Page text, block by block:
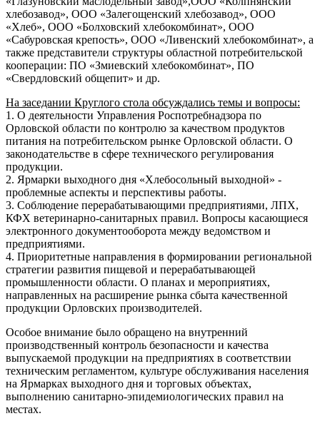
хлебозавод», ООО «Залегощенский хлебозавод», ООО
«Хлеб», ООО «Болховский хлебокомбинат», ООО
«Сабуровская крепость», ООО «Ливенский хлебокомбинат», а
также представители структуры областной потребительской
кооперации: ПО «Змиевский хлебокомбинат», ПО
«Свердловский общепит» и др.
На заседании Круглого стола обсуждались темы и вопросы:
1. О деятельности Управления Роспотребнадзора по
Орловской области по контролю за качеством продуктов
питания на потребительском рынке Орловской области. О
законодательстве в сфере технического регулирования
продукции.
2. Ярмарки выходного дня «Хлебосольный выходной» -
проблемные аспекты и перспективы работы.
3. Соблюдение перерабатывающими предприятиями, ЛПХ,
КФХ ветеринарно-санитарных правил. Вопросы касающиеся
электронного документооборота между ведомством и
предприятиями.
4. Приоритетные направления в формировании региональной
стратегии развития пищевой и перерабатывающей
промышленности области. О планах и мероприятиях,
направленных на расширение рынка сбыта качественной
продукции Орловских производителей.
Особое внимание было обращено на внутренний
производственный контроль безопасности и качества
выпускаемой продукции на предприятиях в соответствии
техническим регламентом, культуре обслуживания населения
на Ярмарках выходного дня и торговых объектах,
выполнению санитарно-эпидемиологических правил на
местах.